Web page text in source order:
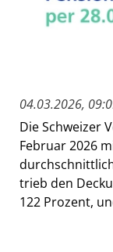
04.03.2026,
Die Schweizer
Februar 2026
trieb den
122 Prozent,